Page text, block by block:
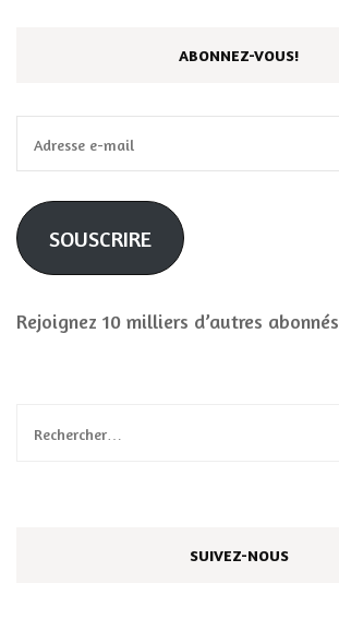
ABONNEZ-VOUS!
e-
mail
SOUSCRIRE
Rejoignez 10 milliers d’autres abonnés
Rechercher :
SUIVEZ-NOUS